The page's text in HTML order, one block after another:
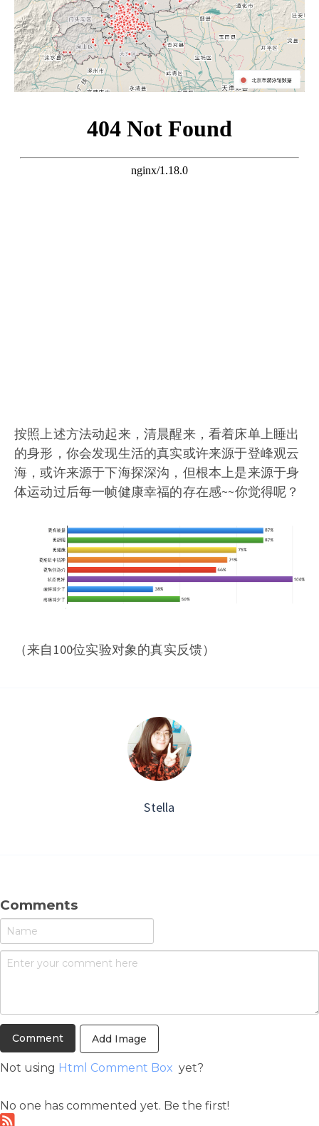
按照上述方法动起来，清晨醒来，看着床单上睡出
的身形，你会发现生活的真实或许来源于登峰观云
海，或许来源于下海探深沟，但根本上是来源于身
体运动过后每一帧健康幸福的存在感~~你觉得呢？
（来自100位实验对象的真实反馈）
Stella
Comments
Add Image
Not using Html Comment Box yet?
No one has commented yet. Be the first!